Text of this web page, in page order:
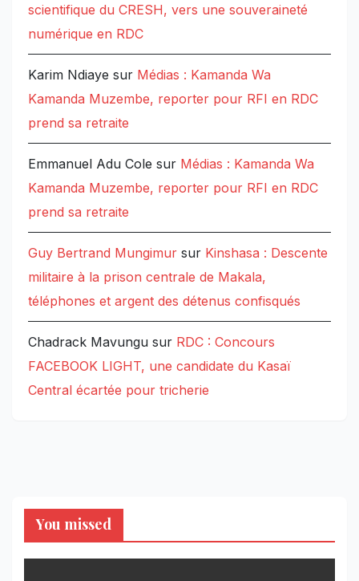
scientifique du CRESH, vers une souveraineté
numérique en RDC
Karim Ndiaye sur Médias : Kamanda Wa
Kamanda Muzembe, reporter pour RFI en RDC
prend sa retraite
Emmanuel Adu Cole sur Médias : Kamanda Wa
Kamanda Muzembe, reporter pour RFI en RDC
prend sa retraite
Guy Bertrand Mungimur sur Kinshasa : Descente
militaire à la prison centrale de Makala,
téléphones et argent des détenus confisqués
Chadrack Mavungu sur RDC : Concours
FACEBOOK LIGHT, une candidate du Kasaï
Central écartée pour tricherie
You missed